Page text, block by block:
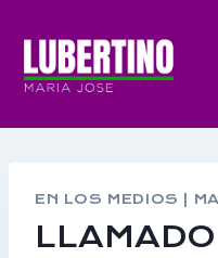
contenido
EN LOS MEDIOS
LLAMADO